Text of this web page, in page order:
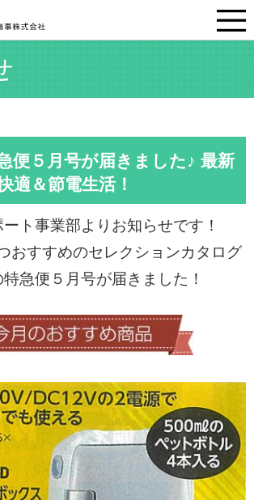
便５月号が届きました♪ 最新
適＆節電生活！
ト事業部よりお知らせです！
おすすめのセレクションカタログ
急便５ 月号が届きました！